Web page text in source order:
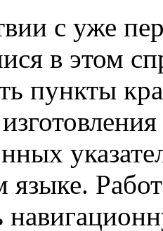
с уже
в этом
пункты
языке.